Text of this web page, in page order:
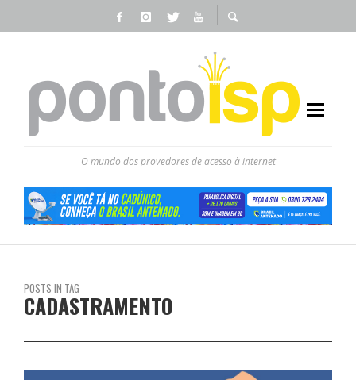
O mundo dos provedores de acesso à internet
POSTS IN TAG
CADASTRAMENTO